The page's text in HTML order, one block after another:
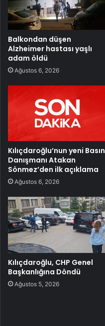
Balkondan düşen
Alzheimer hastası yaşlı
adam öldü
Ağustos 6, 2026
Kılıçdaroğlu’nun yeni Basın
Danışmanı Atakan
Sönmez’den ilk açıklama
Ağustos 6, 2026
Kılıçdaroğlu, CHP Genel
Başkanlığına Döndü
Ağustos 5, 2026